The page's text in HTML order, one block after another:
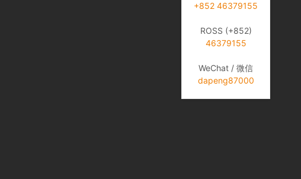
+852 46379155
ROSS (+852)
46379155
WeChat / 微信
dapeng87000